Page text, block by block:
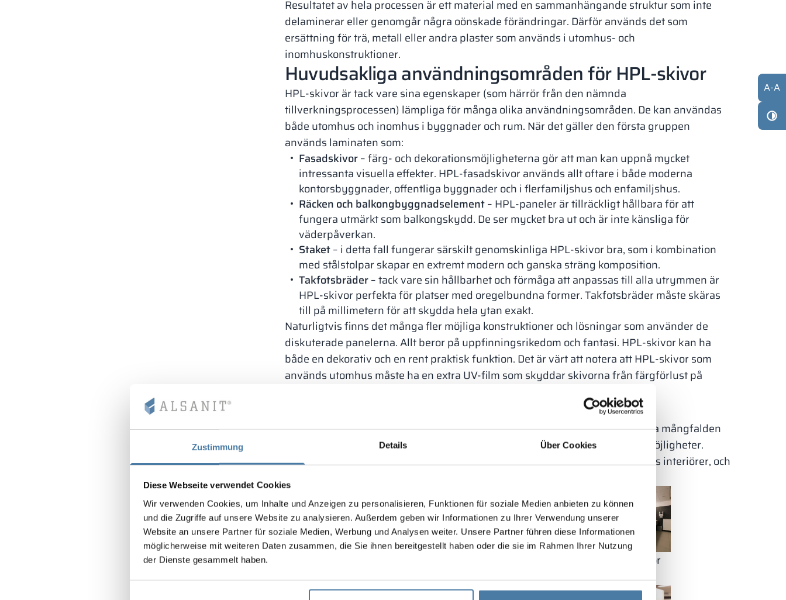
Zustimmung Details Über Cookies
Diese Webseite verwendet Cookies
Wir verwenden Cookies, um Inhalte und Anzeigen zu personalisieren, Funktionen für soziale Medien anbieten zu können
und die Zugriffe auf unsere Website zu analysieren. Außerdem geben wir Informationen zu Ihrer Verwendung unserer
Website an unsere Partner für soziale Medien, Werbung und Analysen weiter. Unsere Partner führen diese Informationen
möglicherweise mit weiteren Daten zusammen, die Sie ihnen bereitgestellt haben oder die sie im Rahmen Ihrer Nutzung
der Dienste gesammelt haben.
Resultatet av hela processen är ett material med en sammanhängande struktur som inte
delaminerar eller genomgår några oönskade förändringar. Därför används det som
ersättning för trä, metall eller andra plaster som används i utomhus- och
inomhuskonstruktioner.
Huvudsakliga användningsområden för HPL-skivor
HPL-skivor är tack vare sina egenskaper (som härrör från den nämnda
tillverkningsprocessen) lämpliga för många olika användningsområden. De kan användas
både utomhus och inomhus i byggnader och rum. När det gäller den första gruppen
används laminaten som:
Fasadskivor– färg- och dekorationsmöjligheterna gör att man kan uppnå mycket
intressanta visuella effekter. HPL-fasadskivor används allt oftare i både moderna
kontorsbyggnader, offentliga byggnader och i flerfamiljshus och enfamiljshus.
Räcken och balkongbyggnadselement– HPL-paneler är tillräckligt hållbara för att
fungera utmärkt som balkongskydd. De ser mycket bra ut och är inte känsliga för
väderpåverkan.
Staket– i detta fall fungerar särskilt genomskinliga HPL-skivor bra, som i kombination
med stålstolpar skapar en extremt modern och ganska sträng komposition.
Takfotsbräder– tack vare sin hållbarhet och förmåga att anpassas till alla utrymmen är
HPL-skivor perfekta för platser med oregelbundna former. Takfotsbräder måste skäras
till på millimetern för att skydda hela ytan exakt.
Naturligtvis finns det många fler möjliga konstruktioner och lösningar som använder de
diskuterade panelerna. Allt beror på uppfinningsrikedom och fantasi. HPL-skivor kan ha
både en dekorativ och en rent praktisk funktion. Det är värt att notera att HPL-skivor som
används utomhus måste ha en extra UV-film som skyddar skivorna från färgförlust på
Även om de ovanstående användningsområdena redan visar den fantastiska mångfalden
och mångsidigheten hos HPL-laminatskivor, är detta bara början på deras möjligheter.
Paneler av detta innovativa material fungerar utmärkt i byggnaders och rums interiörer, och
tvättställsskivor
A-A